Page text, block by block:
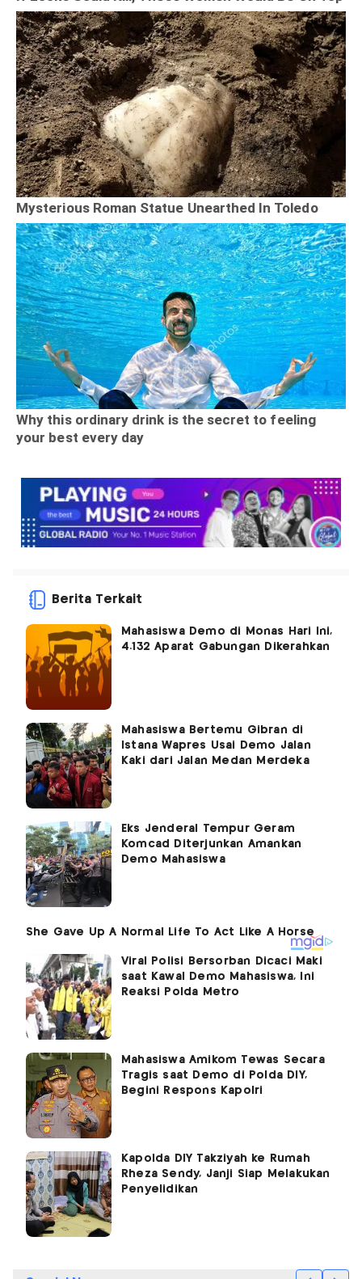
Berita Terkait
Mahasiswa Demo di Monas Hari Ini,
4.132 Aparat Gabungan Dikerahkan
Mahasiswa Bertemu Gibran di
Istana Wapres Usai Demo Jalan
Kaki dari Jalan Medan Merdeka
Eks Jenderal Tempur Geram
Komcad Diterjunkan Amankan
Demo Mahasiswa
Viral Polisi Bersorban Dicaci Maki
saat Kawal Demo Mahasiswa, Ini
Reaksi Polda Metro
Mahasiswa Amikom Tewas Secara
Tragis saat Demo di Polda DIY,
Begini Respons Kapolri
Kapolda DIY Takziyah ke Rumah
Rheza Sendy, Janji Siap Melakukan
Penyelidikan